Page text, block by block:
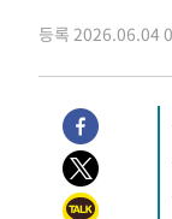
등록 2026.06.04